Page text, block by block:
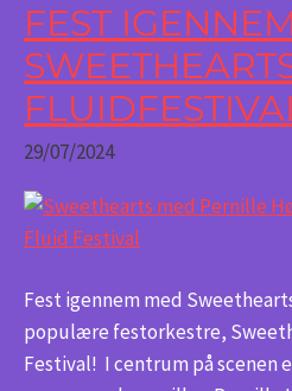
FEST
29/07/2024
Fest igennem med
populære festorkestre,
Festival! I centrum på scenen
Fest
igennem
med
Sweethearts
på